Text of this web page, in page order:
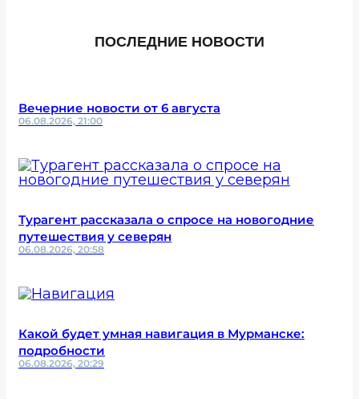
ПОСЛЕДНИЕ НОВОСТИ
Вечерние новости от 6 августа
06.08.2026, 21:00
Турагент рассказала о спросе на новогодние
путешествия у северян
06.08.2026, 20:58
Какой будет умная навигация в Мурманске:
подробности
06.08.2026, 20:29